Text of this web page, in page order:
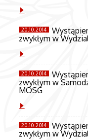
20.10.2014
zwykłym w
20.10.2014
zwykłym w
MOSG
20.10.2014
zwykłym w